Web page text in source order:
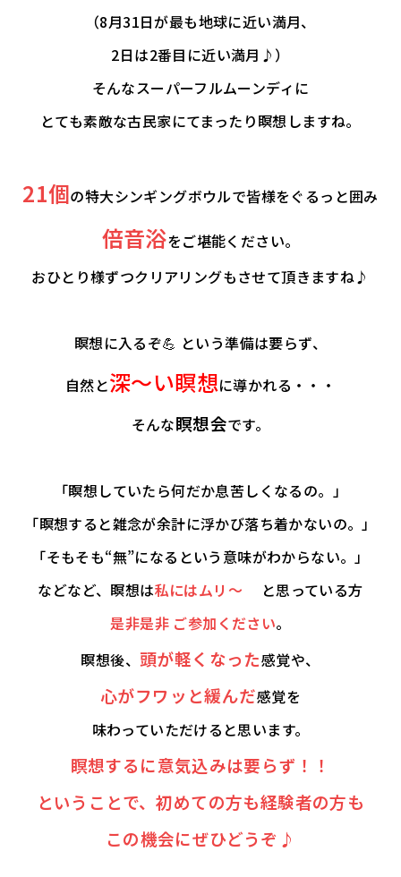
（8月31日が最も地球に近い満月、
2日は2番目に近い満月♪）
そんなスーパーフルムーンディに
とても素敵な古民家にてまったり瞑想しますね。
21個の特大シンギングボウルで皆様をぐるっと囲み
倍音浴をご堪能ください。
おひとり様ずつクリアリングもさせて頂きますね♪
瞑想に入るぞ💪 という準備は要らず、
自然と深〜い瞑想に導かれる・・・
そんな瞑想会です。
「瞑想していたら何だか息苦しくなるの。」
「瞑想すると雑念が余計に浮かび落ち着かないの。」
「そもそも“無”になるという意味がわからない。」
などなど、瞑想は私にはムリ〜
と思っている方
是非是非 ご参加ください。
瞑想後、頭が軽くなった感覚や、
心がフワッと緩んだ感覚を
味わっていただけると思います。
瞑想するに意気込みは要らず！！
ということで、初めての方も経験者の方も
この機会にぜひどうぞ♪